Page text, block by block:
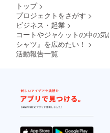
トップ >
プロジェクトをさがす >
ビジネス・起業 >
コートやジャケットの中の
シャツ』を広めたい！ >
活動報告一覧